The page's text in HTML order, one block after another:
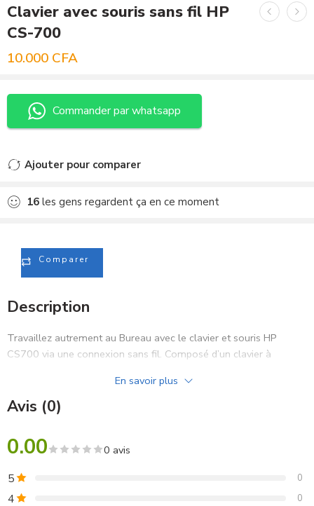
Clavier avec souris sans fil HP
CS-700
10.000 CFA
Commander par whatsapp
Ajouter pour comparer
16 les gens regardent ça en ce moment
Comparer
Description
Travaillez autrement au Bureau avec le clavier et souris HP
CS700 via une connexion sans fil. Composé d’un clavier à
ensemble sans fil vous apportera un confort au quotidien
En savoir plus
Avis (0)
0.00 0 avis
5 0
4 0